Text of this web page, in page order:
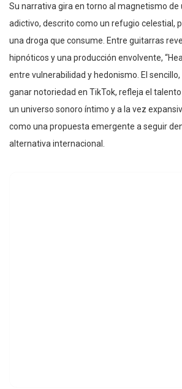
Su narrativa gira en torno al magnetismo de
adictivo, descrito como un refugio celestial,
una droga que consume. Entre guitarras
hipnóticos y una producción envolvente,
entre vulnerabilidad y hedonismo. El
ganar notoriedad en TikTok, refleja el
un universo sonoro íntimo y a la vez
como una propuesta emergente a seguir
alternativa internacional.